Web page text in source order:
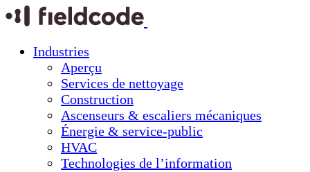
Industries
Aperçu
Services de nettoyage
Construction
Ascenseurs & escaliers mécaniques
Énergie & service-public
HVAC
Technologies de l’information